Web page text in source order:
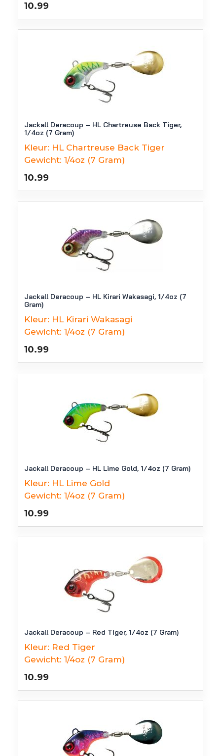
10.99
Jackall Deracoup – HL Chartreuse Back Tiger,
1/4oz (7 Gram)
Kleur: HL Chartreuse Back Tiger
Gewicht: 1/4oz (7 Gram)
10.99
Jackall Deracoup – HL Kirari Wakasagi, 1/4oz (7
Gram)
Kleur: HL Kirari Wakasagi
Gewicht: 1/4oz (7 Gram)
10.99
Jackall Deracoup – HL Lime Gold, 1/4oz (7 Gram)
Kleur: HL Lime Gold
Gewicht: 1/4oz (7 Gram)
10.99
Jackall Deracoup – Red Tiger, 1/4oz (7 Gram)
Kleur: Red Tiger
Gewicht: 1/4oz (7 Gram)
10.99